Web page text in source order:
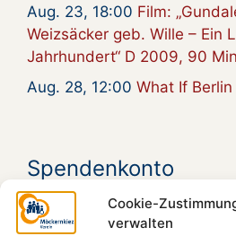
Cookie-
verwalten
Aug. 23, 18:00 Film:
Weizsäcker geb. Wille – Ein
Jahrhundert“ D 2009, 90
Aug. 28, 12:00 What If Berlin
Spendenkonto
Möckernkiez e.V.
IBAN: DE41 4306 0967 1101 9938 00